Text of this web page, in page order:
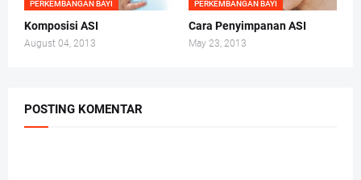
PERKEMBANGAN BAYI
Komposisi ASI
August 04, 2013
PERKEMBANGAN BAYI
Cara Penyimpanan ASI
May 23, 2013
POSTING KOMENTAR